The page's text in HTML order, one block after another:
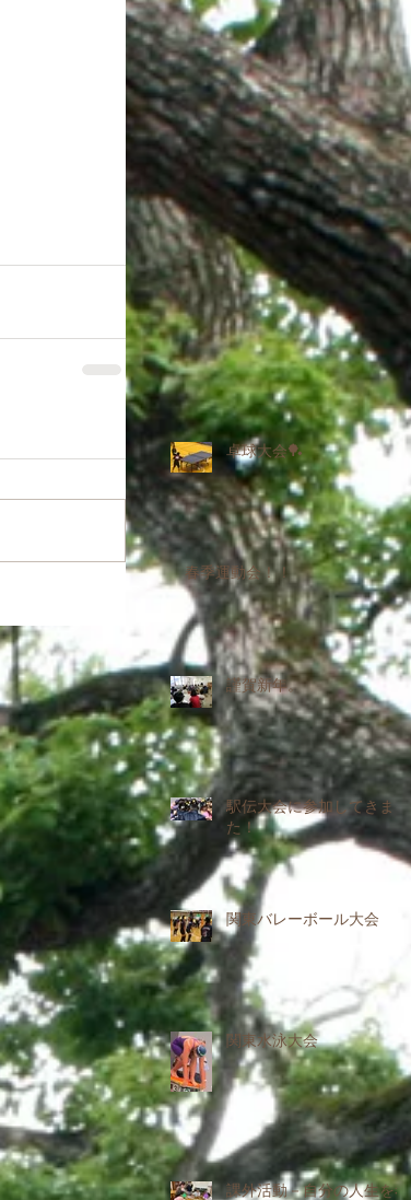
卓球大会🏓
春季運動会！！
謹賀新年。
駅伝大会に参加してきまし
た！
関東バレーボール大会
関東水泳大会
課外活動－自分の人生を考